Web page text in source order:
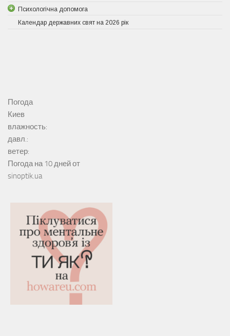
Психологічна допомога
Календар державних свят на 2026 рік
Погода
Киев
влажность:
давл.:
ветер:
Погода на 10 дней от
sinoptik.ua